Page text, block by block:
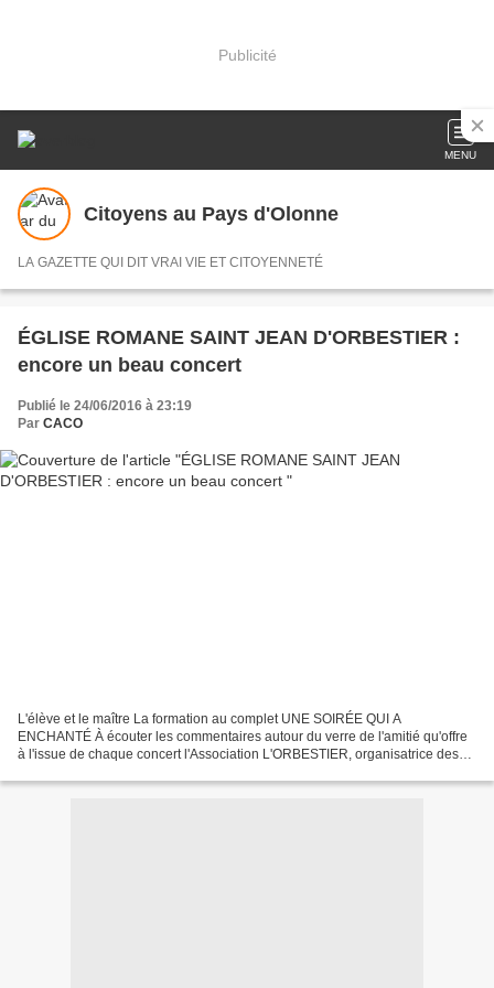
Publicité
MENU
Citoyens au Pays d'Olonne
LA GAZETTE QUI DIT VRAI VIE ET CITOYENNETÉ
ÉGLISE ROMANE SAINT JEAN D'ORBESTIER :
encore un beau concert
Publié le 24/06/2016 à 23:19
Par CACO
L'élève et le maître La formation au complet UNE SOIRÉE QUI A
ENCHANTÉ À écouter les commentaires autour du verre de l'amitié qu'offre
à l'issue de chaque concert l'Association L'ORBESTIER, organisatrice des